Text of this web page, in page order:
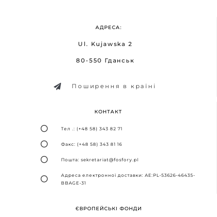
АДРЕСА:
Ul. Kujawska 2
80-550 Гданськ
Поширення в країні
КОНТАКТ
Тел .: (+48 58) 343 82 71
Факс: (+48 58) 343 81 16
Пошта: sekretariat@fosfory.pl
Адреса електронної доставки: AE:PL-53626-46435-
BBAGE-31
ЄВРОПЕЙСЬКІ ФОНДИ